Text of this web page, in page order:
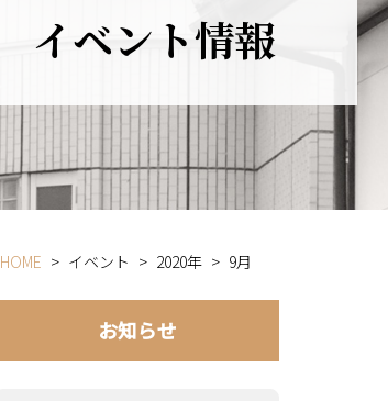
イベント情報
HOME > イベント > 2020年 > 9月
お知らせ